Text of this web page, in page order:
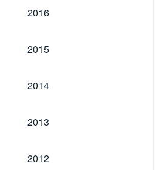
2016
2016
2015
2015
2014
2014
2013
2013
2012
2012